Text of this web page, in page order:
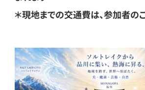
＊現地までの交通費は、参加者の